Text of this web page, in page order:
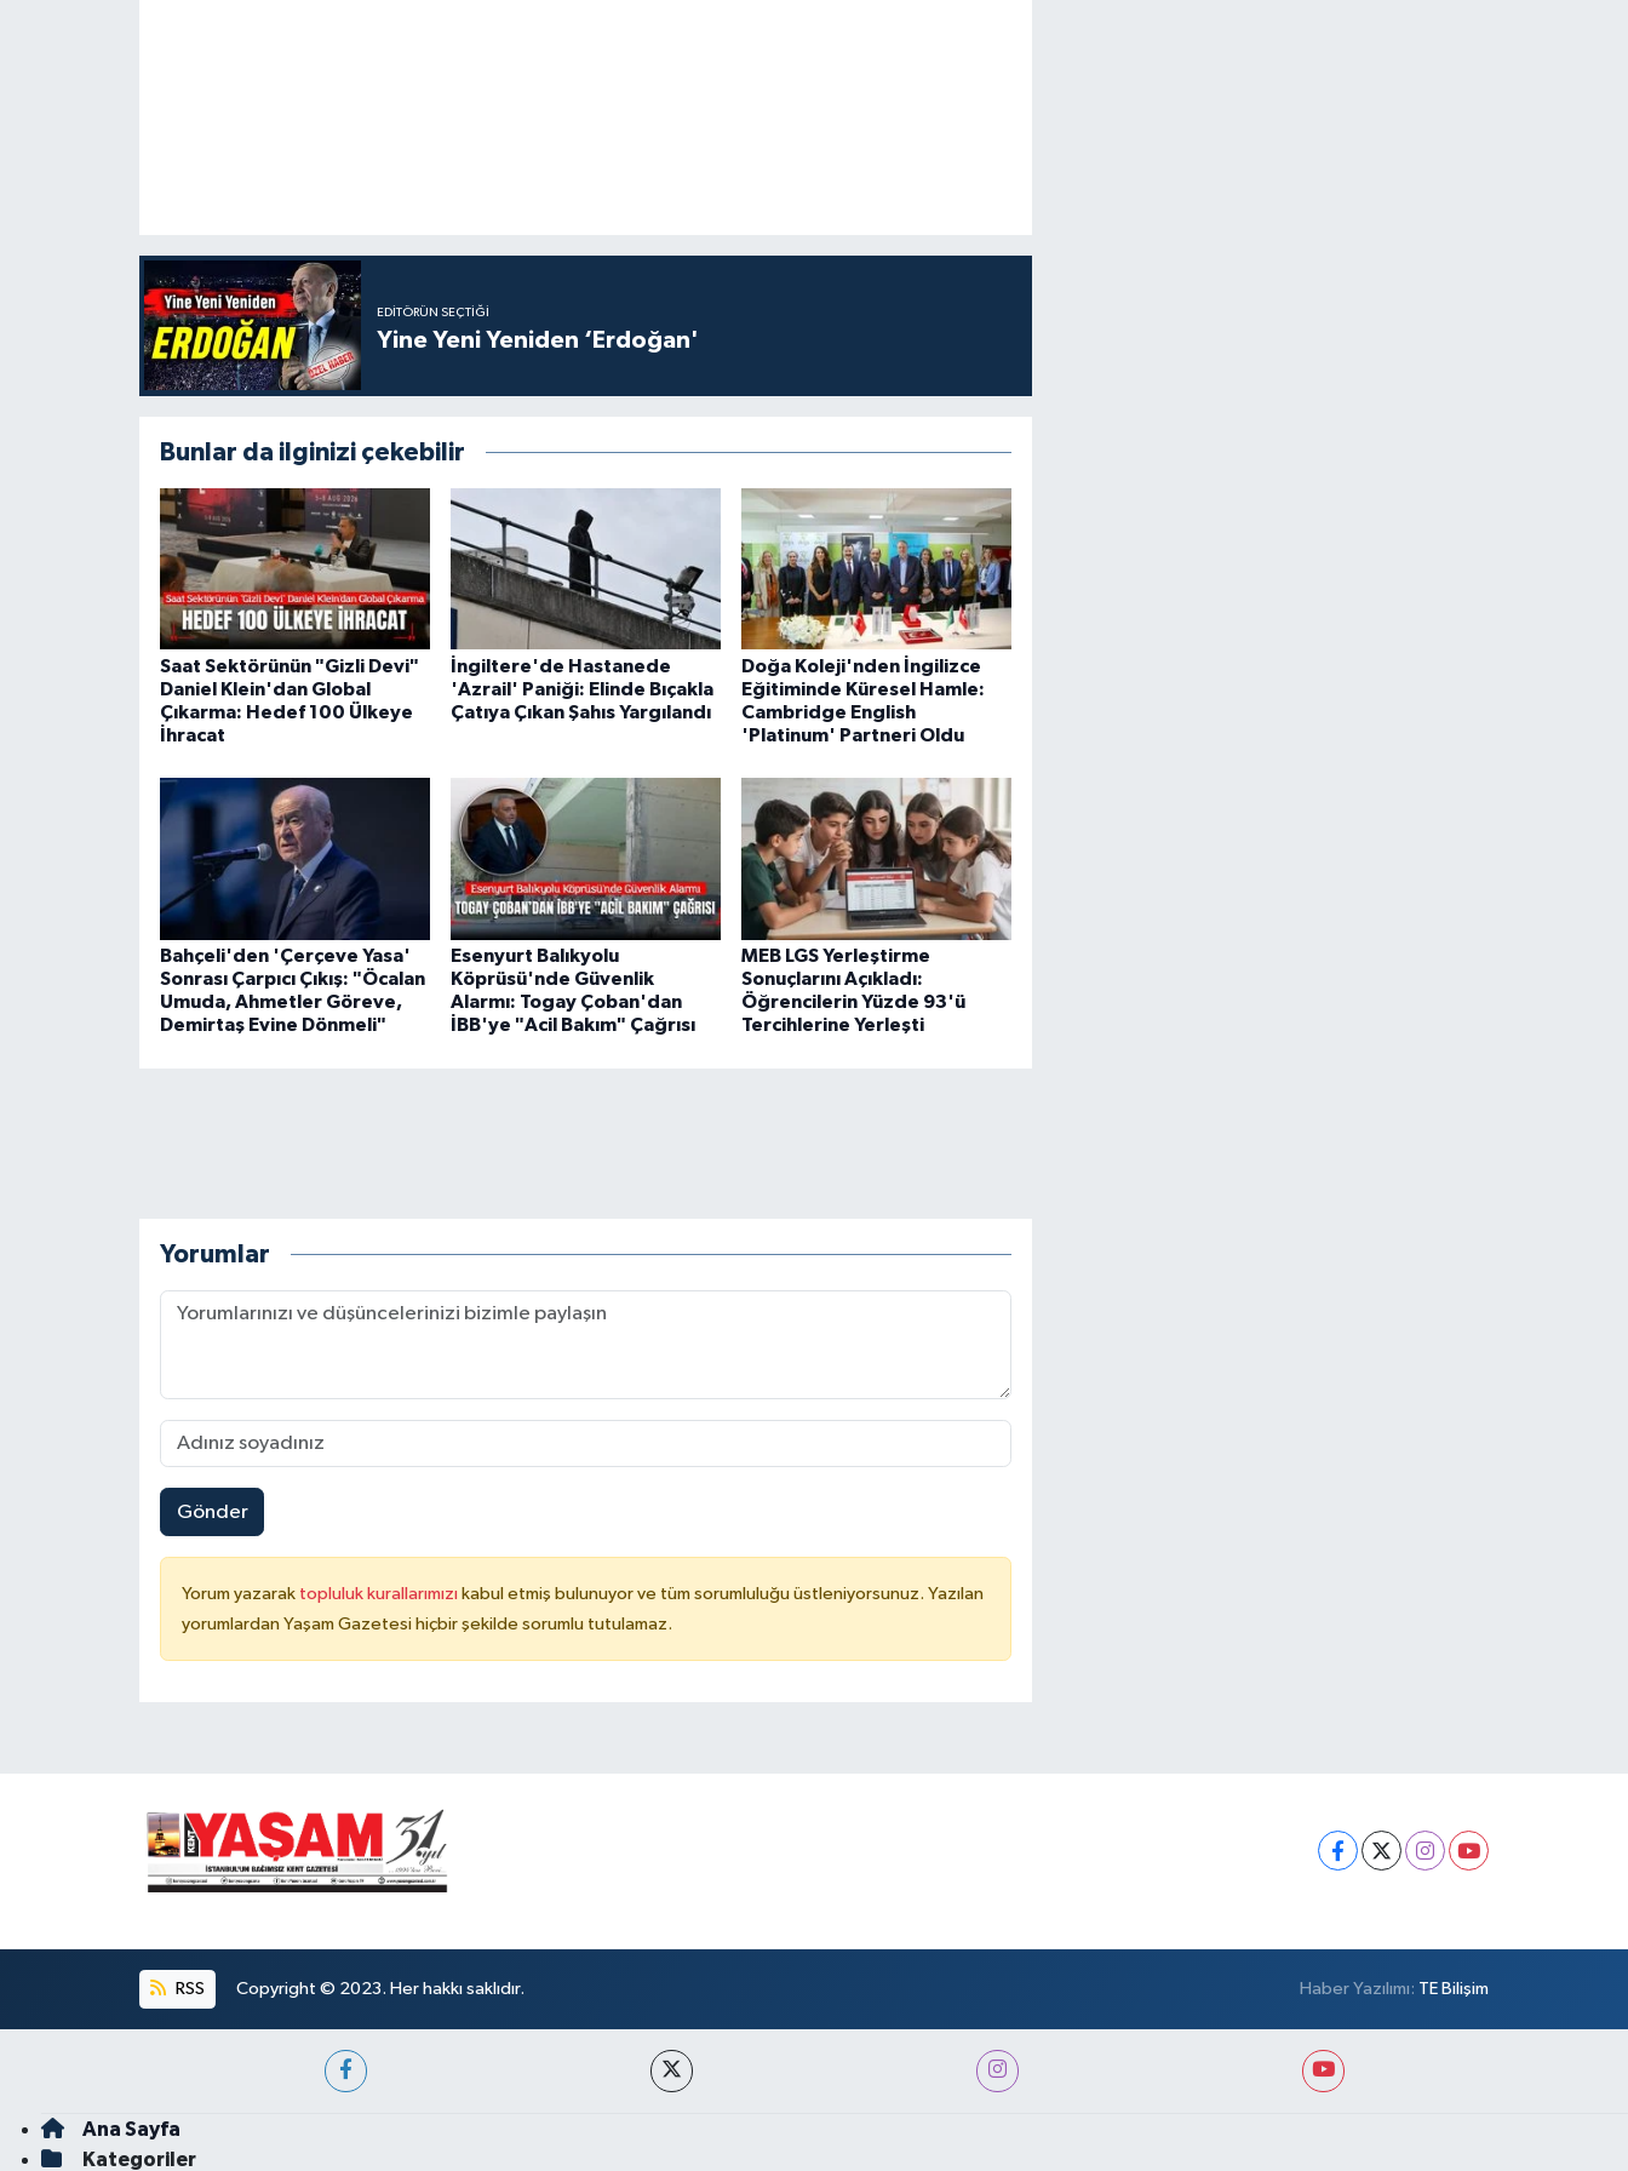
EDITÖRÜN SEÇTIĞI
Yine Yeni Yeniden ‘Erdoğan'
Bunlar da ilginizi çekebilir
Saat Sektörünün "Gizli Devi"
Daniel Klein'dan Global
Çıkarma: Hedef 100 Ülkeye
İhracat
İngiltere'de Hastanede
'Azrail' Paniği: Elinde Bıçakla
Çatıya Çıkan Şahıs Yargılandı
Doğa Koleji'nden İngilizce
Eğitiminde Küresel Hamle:
Cambridge English
'Platinum' Partneri Oldu
Bahçeli'den 'Çerçeve Yasa'
Sonrası Çarpıcı Çıkış: "Öcalan
Umuda, Ahmetler Göreve,
Demirtaş Evine Dönmeli"
Esenyurt Balıkyolu
Köprüsü'nde Güvenlik
Alarmı: Togay Çoban'dan
İBB'ye "Acil Bakım" Çağrısı
MEB LGS Yerleştirme
Sonuçlarını Açıkladı:
Öğrencilerin Yüzde 93'ü
Tercihlerine Yerleşti
Yorumlar
Gönder
Yorum yazarak topluluk kurallarımızı kabul etmiş bulunuyor ve tüm sorumluluğu üstleniyorsunuz. Yazılan
yorumlardan Yaşam Gazetesi hiçbir şekilde sorumlu tutulamaz.
RSS Copyright © 2023. Her hakkı saklıdır. Haber Yazılımı: TE Bilişim
Ana Sayfa
Kategoriler